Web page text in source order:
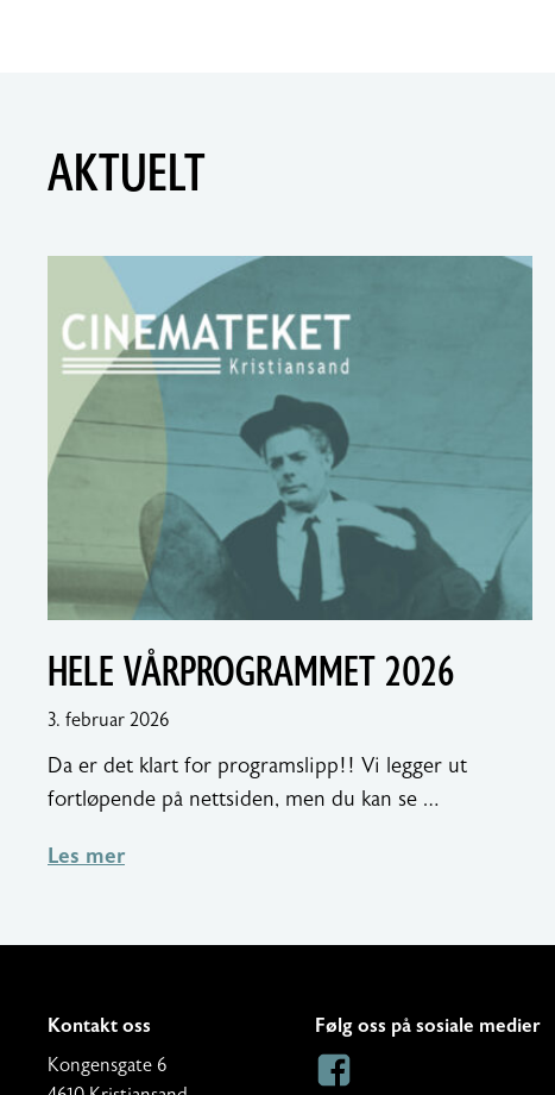
AKTUELT
HELE VÅRPROGRAMMET 2026
3. februar 20264.
Da er det klart for programslipp!! Vi legger ut
fortløpende på nettsiden, men du kan se …
Les mer
Kontakt oss
A
Kongensgate 6
Følg oss på sosiale medier